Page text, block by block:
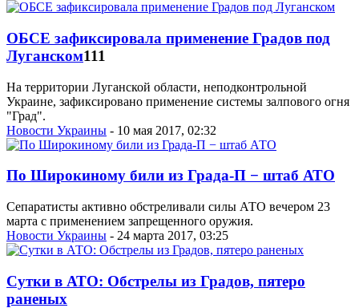
ОБСЕ зафиксировала применение Градов под
Луганском111
На территории Луганской области, неподконтрольной
Украине, зафиксировано применение системы залпового огня
"Град".
Новости Украины - 10 мая 2017, 02:32
По Широкиному били из Града-П − штаб АТО
Сепаратисты активно обстреливали силы АТО вечером 23
марта с применением запрещенного оружия.
Новости Украины - 24 марта 2017, 03:25
Сутки в АТО: Обстрелы из Градов, пятеро
раненых